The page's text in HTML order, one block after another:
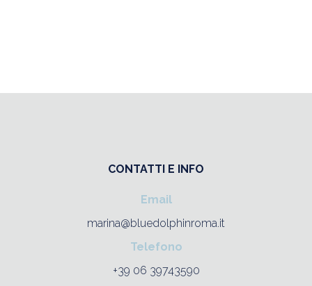
CONTATTI E INFO
Email
marina@bluedolphinroma.it
Telefono
+39 06 39743590